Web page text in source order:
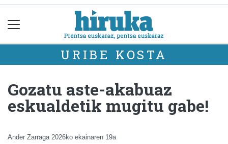
URIBE KOSTA
Gozatu aste-akabuaz
eskualdetik mugitu gabe!
Ander Zarraga 2026ko ekainaren 19a